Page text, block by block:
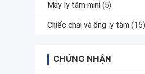
Máy ly tâm mini (5)
Chiếc chai và ống ly tâm (15)
CHỨNG NHẬN